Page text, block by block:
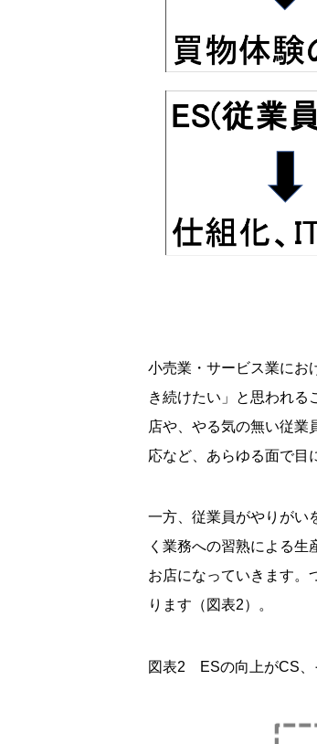
小売業・サービス業にお
き続けたい」と思われる
店や、やる気の無い従業
応など、あらゆる面で目
一方、従業員がやりがい
く業務への習熟による
お店になっていきます。
ります（図表2）。
図表2 ESの向上がCS、